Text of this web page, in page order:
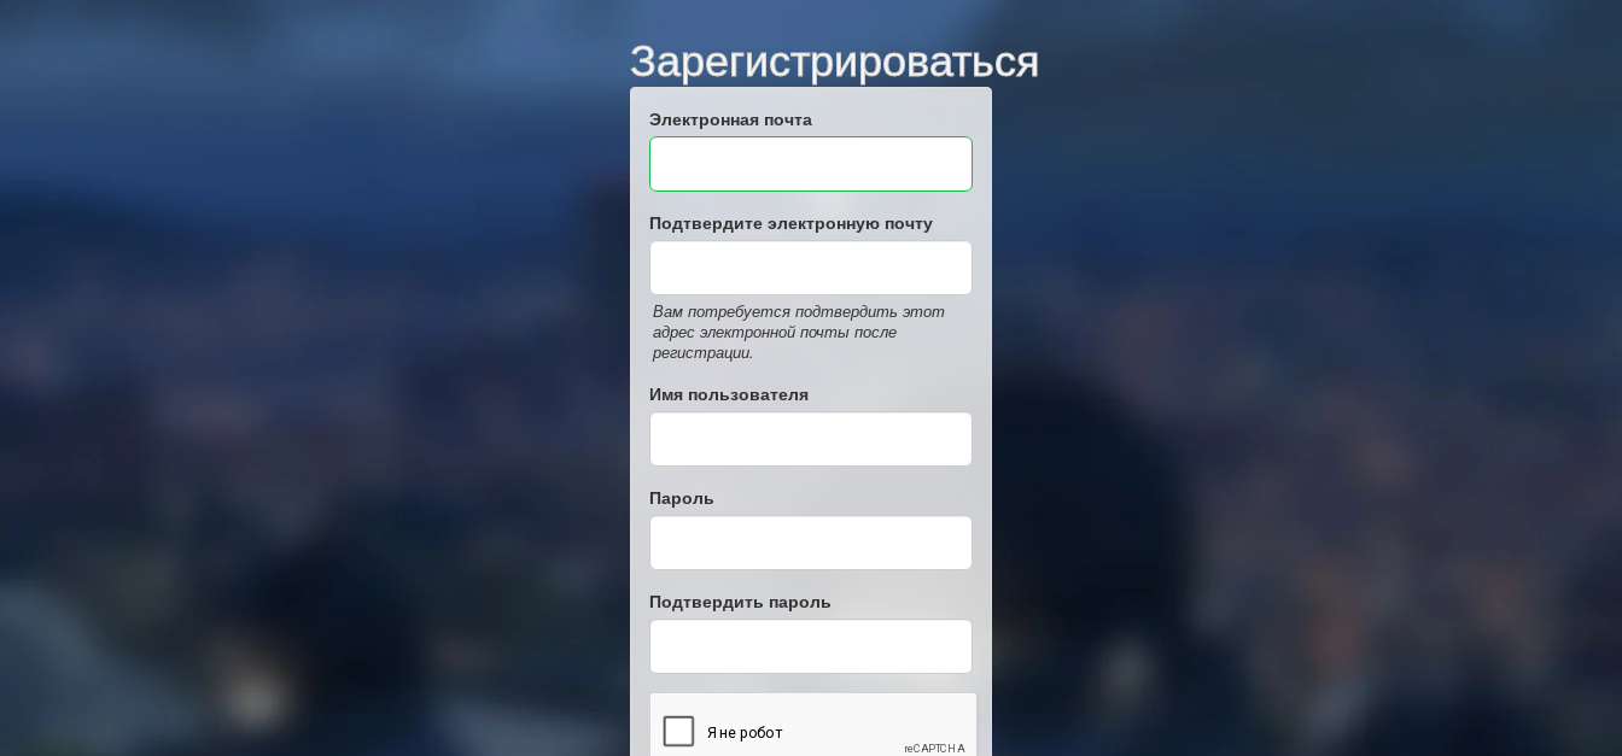
Зарегистрироваться
Электронная почта
Подтвердите электронную почту
Вам потребуется подтвердить этот
адрес электронной почты после
регистрации.
Имя пользователя
Пароль
Подтвердить пароль